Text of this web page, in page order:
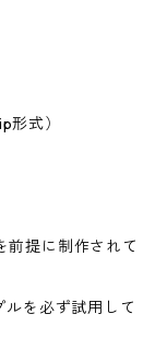
形式）
提に制作されて
を必ず試用して